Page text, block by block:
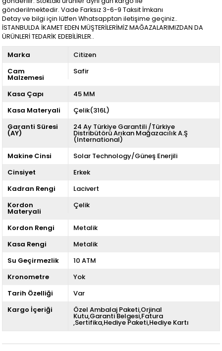
gönderilmektedir. Vade Farksız 3-6-9 Taksit İmkanı
Detay ve bilgi için lütfen Whatsapptan iletişime geçiniz..
İSTANBULDA İKAMET EDEN MÜŞTERİLERİMİZ MAĞAZALARIMIZDAN DA
ÜRÜNLERİ TEDARİK EDEBİLİRLER..
Marka
Citizen
Cam
Malzemesi
Safir
Kasa Çapı
45 MM
Kasa Materyali
Çelik(316L)
Garanti Süresi
(AY)
24 Ay Türkiye Garantili /Türkiye
Distribütörü Arıkan Mağazacılık A.Ş
(International)
Makine Cinsi
Solar Technology/Güneş Enerjili
Cinsiyet
Erkek
Kadran Rengi
Lacivert
Kordon
Materyali
Çelik
Kordon Rengi
Metalik
Kasa Rengi
Metalik
Su Geçirmezlik
10 ATM
Kronometre
Yok
Tarih Özelliği
Var
Kargo İçeriği
Özel Ambalaj Paketi,Orjinal
Kutu,Garanti Belgesi,Fatura
,Sertifika,Hediye Paketi,Hediye Kartı